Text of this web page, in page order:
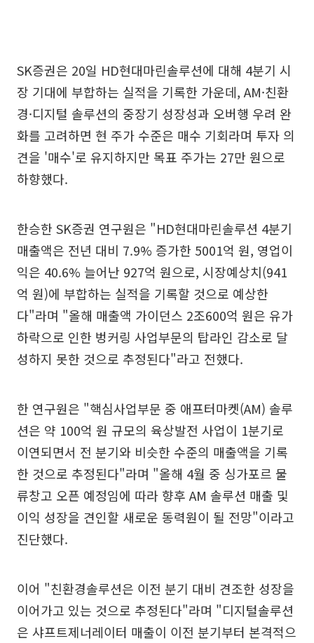
SK증권은 20일 HD현대마린솔루션에 대해 4분기 시
장 기대에 부합하는 실적을 기록한 가운데, AM·친환
경·디지털 솔루션의 중장기 성장성과 오버행 우려 완
화를 고려하면 현 주가 수준은 매수 기회라며 투자 의
견을 '매수'로 유지하지만 목표 주가는 27만 원으로
하향했다.
한승한 SK증권 연구원은 "HD현대마린솔루션 4분기
매출액은 전년 대비 7.9% 증가한 5001억 원, 영업이
익은 40.6% 늘어난 927억 원으로, 시장예상치(941
억 원)에 부합하는 실적을 기록할 것으로 예상한
다"라며 "올해 매출액 가이던스 2조600억 원은 유가
하락으로 인한 벙커링 사업부문의 탑라인 감소로 달
성하지 못한 것으로 추정된다"라고 전했다.
한 연구원은 "핵심사업부문 중 애프터마켓(AM) 솔루
션은 약 100억 원 규모의 육상발전 사업이 1분기로
이연되면서 전 분기와 비슷한 수준의 매출액을 기록
한 것으로 추정된다"라며 "올해 4월 중 싱가포르 물
류창고 오픈 예정임에 따라 향후 AM 솔루션 매출 및
이익 성장을 견인할 새로운 동력원이 될 전망"이라고
진단했다.
이어 "친환경솔루션은 이전 분기 대비 견조한 성장을
이어가고 있는 것으로 추정된다"라며 "디지털솔루션
은 샤프트제너레이터 매출이 이전 분기부터 본격적으